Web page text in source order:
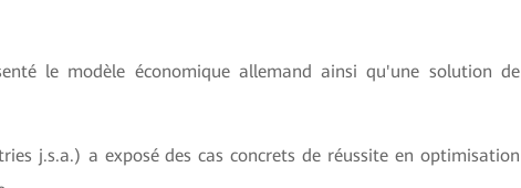
le modèle économique allemand ainsi qu'une solution de
j.s.a.) a exposé des cas concrets de réussite en optimisation